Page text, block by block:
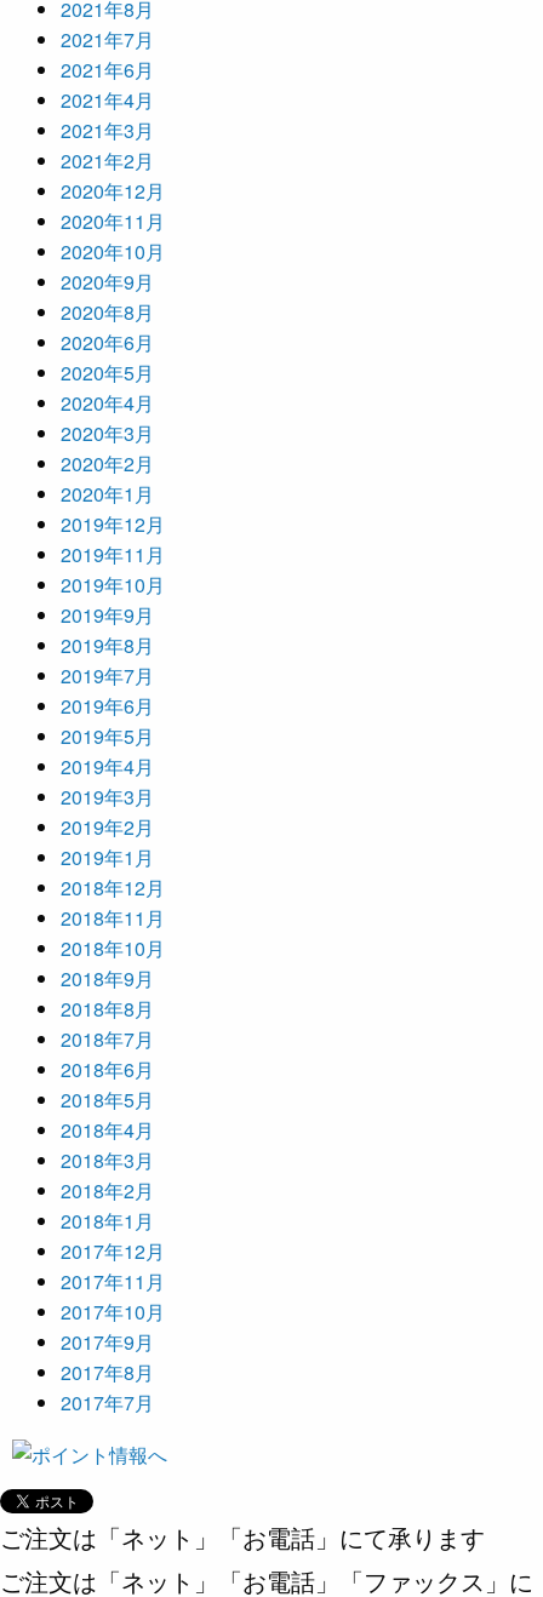
2021年8月
2021年7月
2021年6月
2021年4月
2021年3月
2021年2月
2020年12月
2020年11月
2020年10月
2020年9月
2020年8月
2020年6月
2020年5月
2020年4月
2020年3月
2020年2月
2020年1月
2019年12月
2019年11月
2019年10月
2019年9月
2019年8月
2019年7月
2019年6月
2019年5月
2019年4月
2019年3月
2019年2月
2019年1月
2018年12月
2018年11月
2018年10月
2018年9月
2018年8月
2018年7月
2018年6月
2018年5月
2018年4月
2018年3月
2018年2月
2018年1月
2017年12月
2017年11月
2017年10月
2017年9月
2017年8月
2017年7月
ご注文は「ネット」「お電話」にて承ります
ご注文は「ネット」「お電話」「ファックス」に